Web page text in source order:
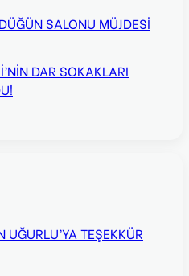
SALONU MÜJDESİ
DAR SOKAKLARI
TEŞEKKÜR